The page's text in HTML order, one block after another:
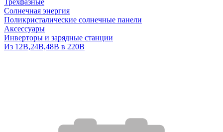
Трёхфазные
Солнечная энергия
Поликристалические солнечные панели
Аксессуары
Инверторы и зарядные станции
Из 12В,24В,48В в 220В